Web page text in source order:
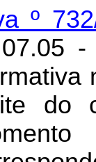
º
-
do